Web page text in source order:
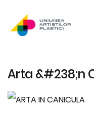
UAP Galerie
Arta &#238;n